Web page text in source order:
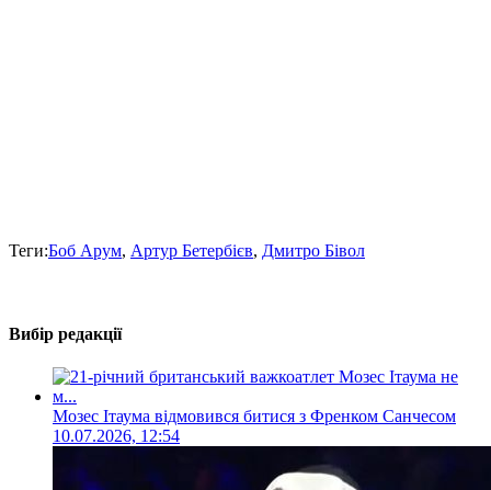
Теги:Боб Арум, Артур Бетербієв, Дмитро Бівол
Вибір редакції
Мозес Ітаума відмовився битися з Френком Санчесом
10.07.2026, 12:54